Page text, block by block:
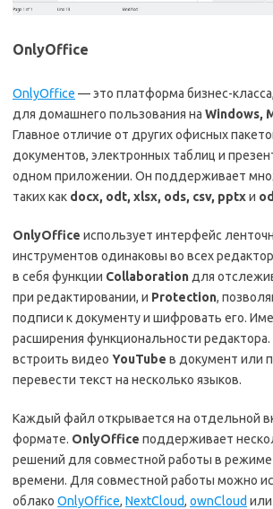
OnlyOffice
OnlyOffice — это платформа бизнес-
для домашнего пользования на Windows,
Главное отличие от других офисных
документов, электронных таблиц и
одном приложении. Он поддерживает
таких как docx, odt, xlsx, ods, csv, pptxи
OnlyOffice использует интерфейс
инструментов одинаковы во всех
в себя функции Collaboration для
при редактировании, и Protection,
подписи к документу и шифровать его.
расширения функциональности
встроить видео YouTube в документ или
перевести текст на несколько языков.
Каждый файл открывается на отдельной
формате. OnlyOffice поддерживает
решений для совместной работы в режиме
времени. Для совместной работы можно
облако OnlyOffice, NextCloud, ownCloud или